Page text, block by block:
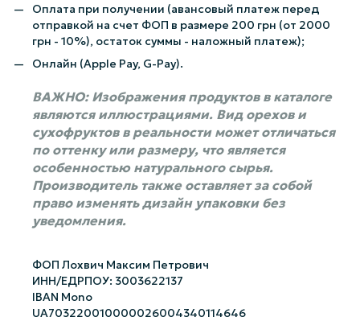
Оплата при получении (авансовый платеж перед
отправкой на счет ФОП в размере 200 грн (от 2000
грн - 10%), остаток суммы - наложный платеж);
Онлайн (Apple Pay, G-Pay).
ВАЖНО: Изображения продуктов в каталоге
являются иллюстрациями. Вид орехов и
сухофруктов в реальности может отличаться
по оттенку или размеру, что является
особенностью натурального сырья.
Производитель также оставляет за собой
право изменять дизайн упаковки без
уведомления.
ФОП Лохвич Максим Петрович
ИНН/ЕДРПОУ: 3003622137
IBAN Mono
UA703220010000026004340114646